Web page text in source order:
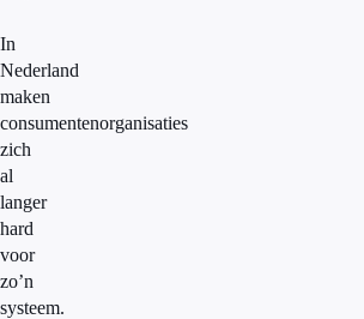
In
Nederland
maken
consumentenorganisaties
zich
al
langer
hard
voor
zo’n
systeem.